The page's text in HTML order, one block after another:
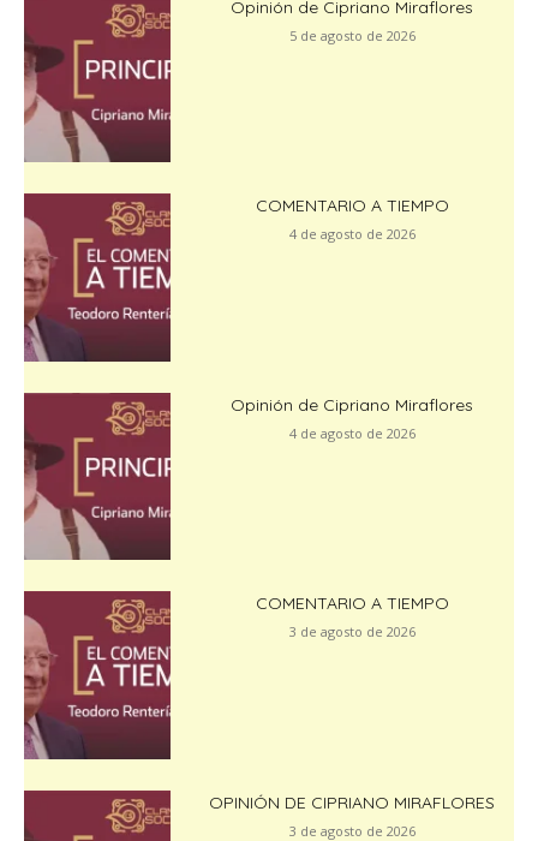
Opinión de Cipriano Miraflores
5 de agosto de 2026
COMENTARIO A TIEMPO
4 de agosto de 2026
Opinión de Cipriano Miraflores
4 de agosto de 2026
COMENTARIO A TIEMPO
3 de agosto de 2026
OPINIÓN DE CIPRIANO MIRAFLORES
3 de agosto de 2026